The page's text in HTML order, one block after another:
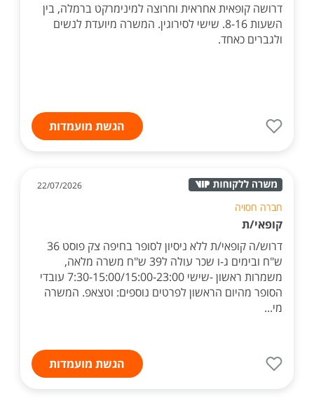
דרושה קופאית אחראית וחרוצה למינימרקט ברמלה, בין
השעות 8-16. שישי לסירוגין. המשרה מיועדת לנשים
ולגברים כאחד.
הגשת מועמדות
22/07/2026
חברה חסויה
קופאי/ת
דרוש/ה קופאי/ת ללא ניסיון לסופר בחיפה צק פוסט 36
ש"ח ובימים ג-ו שכר עולה ל39 ש"ח משרה מלאה,
משמרות ראשון -שישי 7:30-15:00/15:00-23:00 עובדי
הסופר מהיום הראשון לפרטים נוספים: וטצאפ. המשרה
מי...
הגשת מועמדות